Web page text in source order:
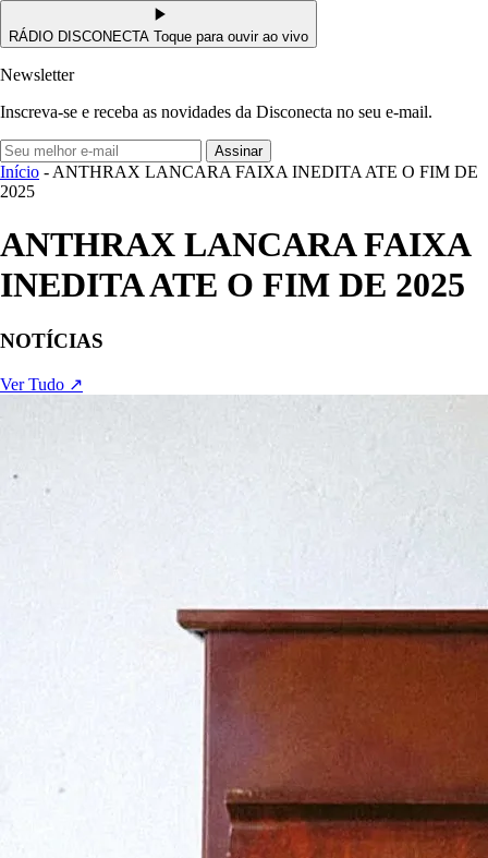
RÁDIO DISCONECTA Toque para ouvir ao vivo
Newsletter
Inscreva-se e receba as novidades da Disconecta no seu e-mail.
Assinar
Início - ANTHRAX LANCARA FAIXA INEDITA ATE O FIM DE
2025
ANTHRAX LANCARA FAIXA
INEDITA ATE O FIM DE 2025
NOTÍCIAS
Ver Tudo ↗